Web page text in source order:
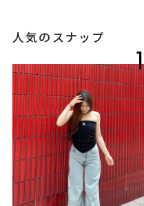
人気のスナップ
1